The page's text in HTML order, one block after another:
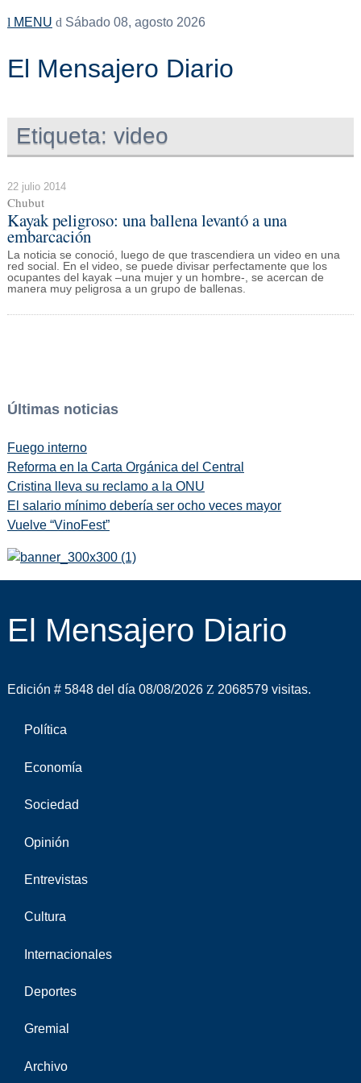
MENU Sábado 08, agosto 2026
El Mensajero Diario
Etiqueta: video
22 julio 2014
Chubut
Kayak peligroso: una ballena levantó a una
embarcación
La noticia se conoció, luego de que trascendiera un video en una
red social. En el video, se puede divisar perfectamente que los
ocupantes del kayak –una mujer y un hombre-, se acercan de
manera muy peligrosa a un grupo de ballenas.
Últimas noticias
Fuego interno
Reforma en la Carta Orgánica del Central
Cristina lleva su reclamo a la ONU
El salario mínimo debería ser ocho veces mayor
Vuelve “VinoFest”
El Mensajero Diario
Edición # 5848 del día 08/08/2026 2068579 visitas.
Política
Economía
Sociedad
Opinión
Entrevistas
Cultura
Internacionales
Deportes
Gremial
Archivo